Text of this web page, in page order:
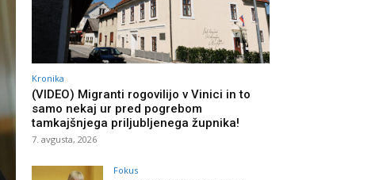
Kronika
(VIDEO) Migranti rogovilijo v Vinici in to
samo nekaj ur pred pogrebom
tamkajšnjega priljubljenega župnika!
7. avgusta, 2026
Fokus